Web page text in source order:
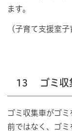
ます。
（子育て支援室
13 ゴミ収
ゴミ収集車がゴ
前ではなく、ゴ